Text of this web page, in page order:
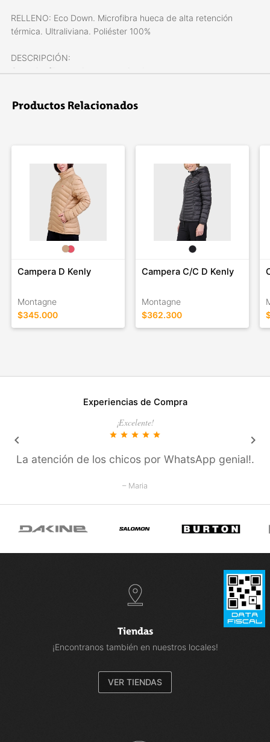
RELLENO: Eco Down. Microfibra hueca de alta retención
térmica. Ultraliviana. Poliéster 100%
DESCRIPCIÓN:
Capucha fija con dos puntos de ajuste
Guantín interno
Sistema hands-free
Costuras principales termoselladas
Productos Relacionados
Campera D Kenly
Montagne
$345.000
Campera C/C D Kenly
Montagne
$362.300
Experiencias de Compra
¡Excelente!
star star star star star
La atención de los chicos por WhatsApp genial!.
– Maria
keyboard_arrow_left keyboard_arrow_right
Tiendas
¡Encontranos también en nuestros locales!
VER TIENDAS